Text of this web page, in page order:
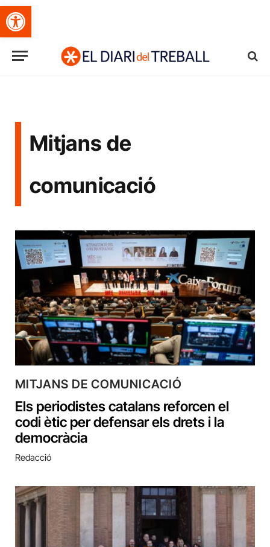
Obre la barra d'eines
Mitjans de
comunicació
MITJANS DE COMUNICACIÓ
Els periodistes catalans reforcen el
codi ètic per defensar els drets i la
democràcia
Redacció